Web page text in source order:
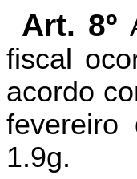
Art. 8º
fiscal
acordo
1.9g.